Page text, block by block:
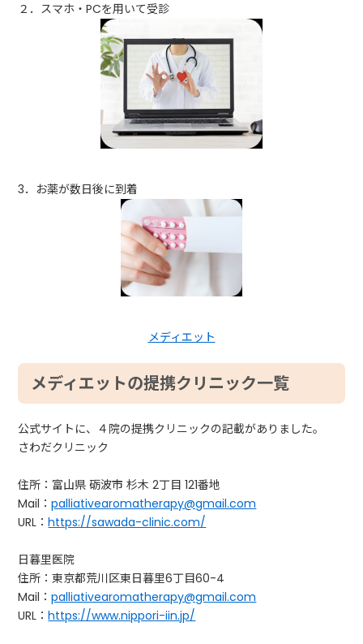
２．スマホ・PCを用いて受診
3．お薬が数日後に到着
メディエット
メディエットの提携クリニック一覧
公式サイトに、４院の提携クリニックの記載がありました。
さわだクリニック
住所：富山県 砺波市 杉木 2丁目 121番地
Mail：palliativearomatherapy@gmail.com
URL：https://sawada-clinic.com/
日暮里医院
住所：東京都荒川区東日暮里6丁目60-4
Mail：palliativearomatherapy@gmail.com
URL：https://www.nippori-iin.jp/